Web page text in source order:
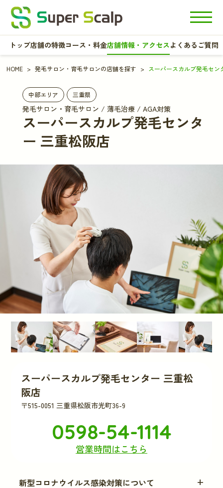
HOME 発毛サロン・育毛サロンの店舗を探す スーパースカルプ発毛セン
中部エリア 三重県
発毛サロン・育毛サロン / 薄毛治療 / AGA対策
スーパースカルプ発毛センタ
ー 三重松阪店
トップ店舗の特徴コース・料金店舗情報・アクセスよくあるご質問
スーパースカルプ発毛センター 三重松
阪店
〒515-0051 三重県松阪市光町36-9
0598-54-1114
営業時間はこちら
新型コロナウイルス感染対策について